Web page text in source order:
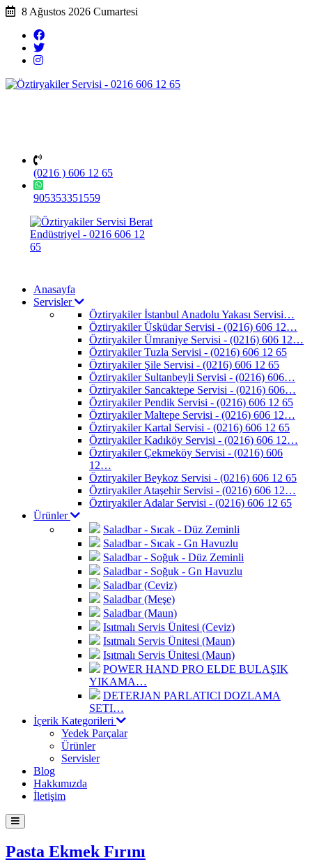
8 Ağustos 2026 Cumartesi
(0216 ) 606 12 65
905353351559
Anasayfa
Servisler
Öztiryakiler İstanbul Anadolu Yakası Servisi…
Öztiryakiler Üsküdar Servisi - (0216) 606 12…
Öztiryakiler Ümraniye Servisi - (0216) 606 12…
Öztiryakiler Tuzla Servisi - (0216) 606 12 65
Öztiryakiler Şile Servisi - (0216) 606 12 65
Öztiryakiler Sultanbeyli Servisi - (0216) 606…
Öztiryakiler Sancaktepe Servisi - (0216) 606…
Öztiryakiler Pendik Servisi - (0216) 606 12 65
Öztiryakiler Maltepe Servisi - (0216) 606 12…
Öztiryakiler Kartal Servisi - (0216) 606 12 65
Öztiryakiler Kadıköy Servisi - (0216) 606 12…
Öztiryakiler Çekmeköy Servisi - (0216) 606
12…
Öztiryakiler Beykoz Servisi - (0216) 606 12 65
Öztiryakiler Ataşehir Servisi - (0216) 606 12…
Öztiryakiler Adalar Servisi - (0216) 606 12 65
Ürünler
Saladbar - Sıcak - Düz Zeminli
Saladbar - Sıcak - Gn Havuzlu
Saladbar - Soğuk - Düz Zeminli
Saladbar - Soğuk - Gn Havuzlu
Saladbar (Ceviz)
Saladbar (Meşe)
Saladbar (Maun)
Isıtmalı Servis Ünitesi (Ceviz)
Isıtmalı Servis Ünitesi (Maun)
Isıtmalı Servis Ünitesi (Maun)
POWER HAND PRO ELDE BULAŞIK
YIKAMA…
DETERJAN PARLATICI DOZLAMA
SETI…
İçerik Kategorileri
Yedek Parçalar
Ürünler
Servisler
Blog
Hakkımızda
İletişim
Pasta Ekmek Fırını